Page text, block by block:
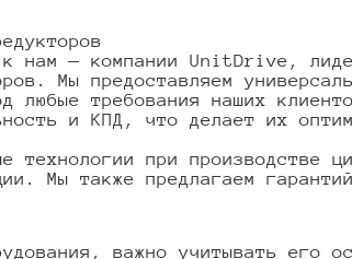
к нам — компании UnitDrive,
Мы предоставляем
любые требования наших
и КПД, что делает их
при производстве
Мы также предлагаем
важно учитывать его